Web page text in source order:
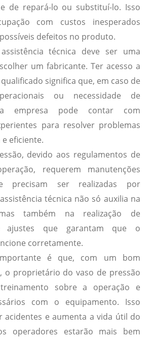
de repará-lo ou substituí-lo. Isso
com custos inesperados
defeitos no produto.
técnica deve ser uma
um fabricante. Ter acesso a
significa que, em caso de
ou necessidade de
a empresa pode contar com
para resolver problemas
eficiente.
devido aos regulamentos de
requerem manutenções
precisam ser realizadas por
técnica não só auxilia na
também na realização de
ajustes que garantam que o
corretamente.
é que, com um bom
o proprietário do vaso de pressão
sobre a operação e
com o equipamento. Isso
acidentes e aumenta a vida útil do
operadores estarão mais bem